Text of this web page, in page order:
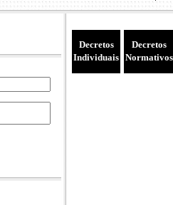
Decretos
Individuais
Decretos
Normativos